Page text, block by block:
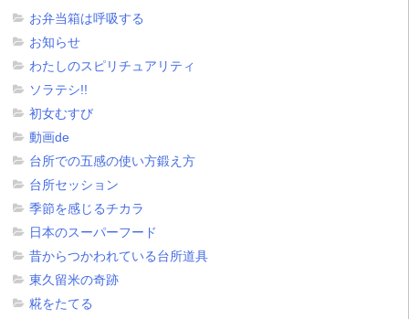
お弁当箱は呼吸する
お知らせ
わたしのスピリチュアリティ
ソラテシ!!
初女むすび
動画de
台所での五感の使い方鍛え方
台所セッション
季節を感じるチカラ
日本のスーパーフード
昔からつかわれている台所道具
東久留米の奇跡
糀をたてる